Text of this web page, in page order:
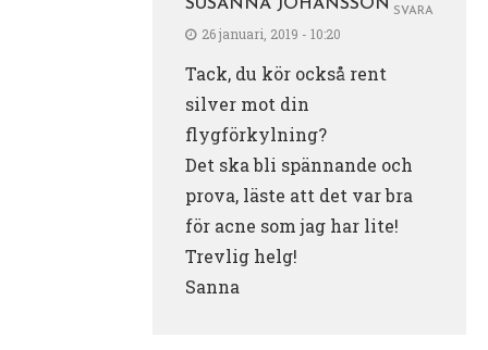
SUSANNA JOHANSSON
26 januari, 2019 - 10:20
Tack, du kör också rent
silver mot din
flygförkylning?
Det ska bli spännande och
prova, läste att det var bra
för acne som jag har lite!
Trevlig helg!
Sanna
SVARA